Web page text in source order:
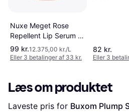
Nuxe Meget Rose
Repellent Lip Serum 8
ml - Nude
99 kr.12.375,00 kr./L
Eller 3 betalinger af 33 kr.
82 kr.
Eller 3
Læs om produktet
Laveste pris for Buxom Plump